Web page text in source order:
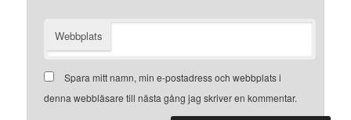
Webbplats
Spara mitt namn, min e-postadress och webbplats i
denna webbläsare till nästa gång jag skriver en kommentar.